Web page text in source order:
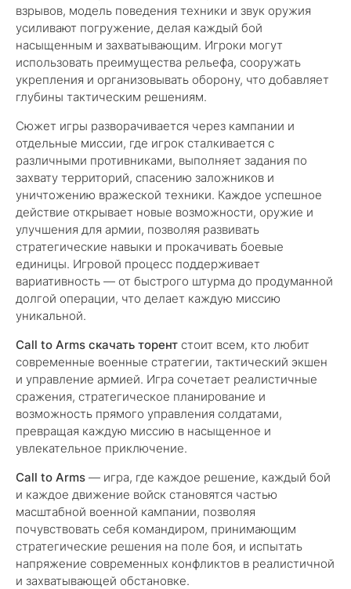
взрывов, модель поведения техники и звук оружия
усиливают погружение, делая каждый бой
насыщенным и захватывающим. Игроки могут
использовать преимущества рельефа, сооружать
укрепления и организовывать оборону, что добавляет
глубины тактическим решениям.
Сюжет игры разворачивается через кампании и
отдельные миссии, где игрок сталкивается с
различными противниками, выполняет задания по
захвату территорий, спасению заложников и
уничтожению вражеской техники. Каждое успешное
действие открывает новые возможности, оружие и
улучшения для армии, позволяя развивать
стратегические навыки и прокачивать боевые
единицы. Игровой процесс поддерживает
вариативность — от быстрого штурма до продуманной
долгой операции, что делает каждую миссию
уникальной.
Call to Arms скачать торент стоит всем, кто любит
современные военные стратегии, тактический экшен
и управление армией. Игра сочетает реалистичные
сражения, стратегическое планирование и
возможность прямого управления солдатами,
превращая каждую миссию в насыщенное и
увлекательное приключение.
Call to Arms — игра, где каждое решение, каждый бой
и каждое движение войск становятся частью
масштабной военной кампании, позволяя
почувствовать себя командиром, принимающим
стратегические решения на поле боя, и испытать
напряжение современных конфликтов в реалистичной
и захватывающей обстановке.